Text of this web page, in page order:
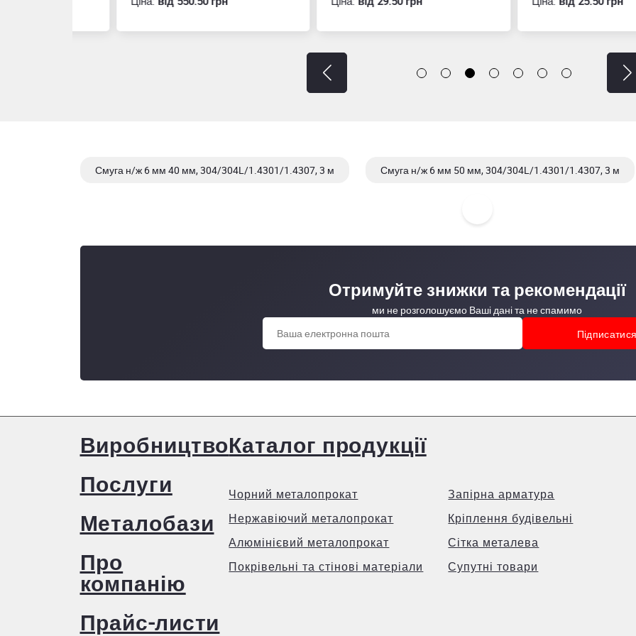
Смуга н/ж 6 мм 40 мм, 304/304L/1.4301/1.4307, 3 м Смуга н/ж 6 мм 50 мм, 304/304L/1.4301/1.4307, 3 м
Отримуйте знижки та рекомендації
ми не розголошуємо Ваші дані та не спамимо
Виробництво
Послуги
Металобази
Про
компанію
Прайс-листи
Каталог продукції
Чорний металопрокат
Нержавіючий металопрокат
Алюмінієвий металопрокат
Покрівельні та стінові матеріали
Запірна арматура
Кріплення будівельні
Сітка металева
Супутні товари